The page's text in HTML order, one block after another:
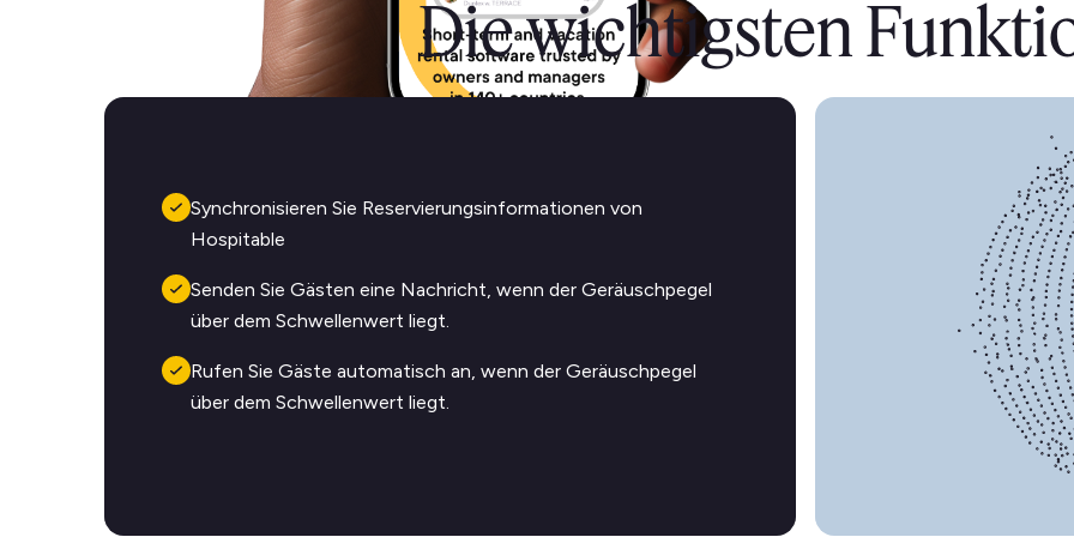
Die wichtigsten
Synchronisieren Sie Reservierungsinformationen von
Hospitable
Senden Sie Gästen eine Nachricht, wenn der Geräuschpegel
über dem Schwellenwert liegt.
Rufen Sie Gäste automatisch an, wenn der Geräuschpegel
über dem Schwellenwert liegt.